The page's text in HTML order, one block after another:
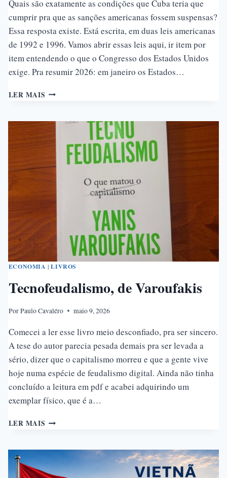
Quais são exatamente as condições que Cuba teria que
cumprir pra que as sanções americanas fossem suspensas?
Essa resposta existe. Está escrita, em duas leis americanas
de 1992 e 1996. Vamos abrir essas leis aqui, ir item por
item entendendo o que o Congresso dos Estados Unidos
exige. Pra resumir 2026: em janeiro os Estados…
LER MAIS SANÇÕES
O
EXIGEM
LEVANTAR
SEGUNDO
LEI
ECONOMIA |LIVROS
Tecnofeudalismo, de Varoufakis
PorPaulo Cavaléro maio 9, 2026
Comecei a ler esse livro meio desconfiado, pra ser sincero.
A tese do autor parecia pesada demais pra ser levada a
sério, dizer que o capitalismo morreu e que a gente vive
hoje numa espécie de feudalismo digital. Ainda não tinha
concluído a leitura em pdf e acabei adquirindo um
exemplar físico, que é a…
LER MAIS TECNOFEUDALISMO,